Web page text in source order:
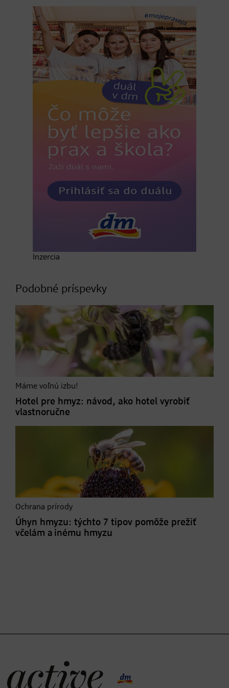
Inzercia
Podobné príspevky
Máme voľnú izbu!
Hotel pre hmyz: návod, ako hotel vyrobiť
vlastnoručne
Ochrana prírody
Úhyn hmyzu: týchto 7 tipov pomôže prežiť
včelám a inému hmyzu